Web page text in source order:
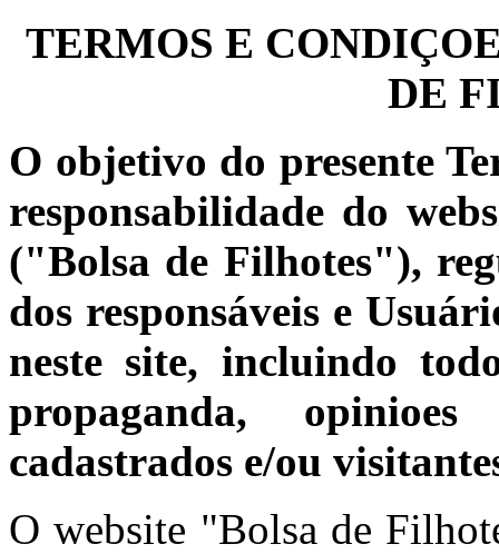
TERMOS E
DE
O objetivo do presente
responsabilidade do
("Bolsa de Filhotes"),
dos responsáveis e
neste site, incluindo
propaganda,
cadastrados e/ou
O website "Bolsa de